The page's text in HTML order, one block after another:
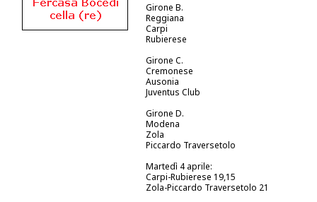
Girone B.
Reggiana
Carpi
Rubierese
Girone C.
Cremonese
Ausonia
Juventus Club
Girone D.
Modena
Zola
Piccardo Traversetolo
Martedì 4 aprile:
Carpi-Rubierese 19,15
Zola-Piccardo Traversetolo 21